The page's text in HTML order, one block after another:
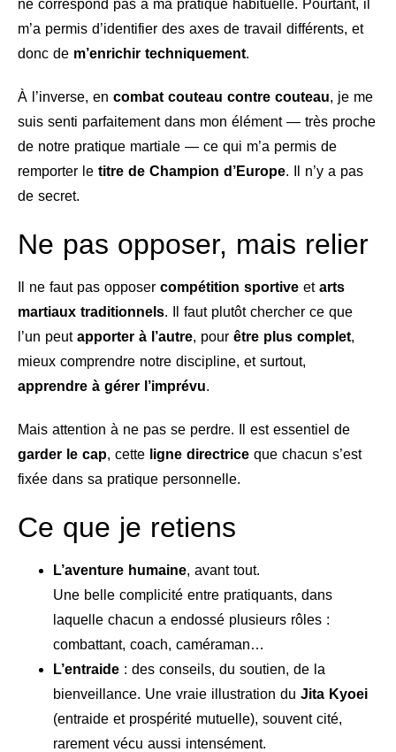
ne correspond pas à ma pratique habituelle. Pourtant, il
m’a permis d’identifier des axes de travail différents, et
donc de m’enrichir techniquement.
À l’inverse, en combat couteau contre couteau, je me
suis senti parfaitement dans mon élément — très proche
de notre pratique martiale — ce qui m’a permis de
remporter le titre de Champion d’Europe. Il n’y a pas
de secret.
Ne pas opposer, mais relier
Il ne faut pas opposer compétition sportive et arts
martiaux traditionnels. Il faut plutôt chercher ce que
l’un peut apporter à l’autre, pour être plus complet,
mieux comprendre notre discipline, et surtout,
apprendre à gérer l’imprévu.
Mais attention à ne pas se perdre. Il est essentiel de
garder le cap, cette ligne directrice que chacun s’est
fixée dans sa pratique personnelle.
Ce que je retiens
L’aventure humaine, avant tout.
Une belle complicité entre pratiquants, dans
laquelle chacun a endossé plusieurs rôles :
combattant, coach, caméraman…
L’entraide : des conseils, du soutien, de la
bienveillance. Une vraie illustration du Jita Kyoei
(entraide et prospérité mutuelle), souvent cité,
rarement vécu aussi intensément.